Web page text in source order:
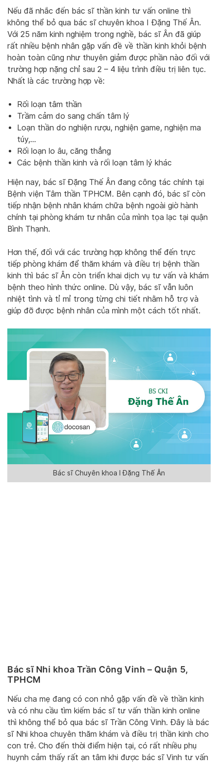
Nếu đã nhắc đến bác sĩ thần kinh tư vấn online thì
không thể bỏ qua bác sĩ chuyên khoa I Đặng Thế Ân.
Với 25 năm kinh nghiệm trong nghề, bác sĩ Ân đã giúp
rất nhiều bệnh nhân gặp vấn đề về thần kinh khỏi bệnh
hoàn toàn cũng như thuyên giảm được phần nào đối với
trường hợp nặng chỉ sau 2 – 4 liệu trình điều trị liên tục.
Nhất là các trường hợp về:
Rối loạn tâm thần
Trầm cảm do sang chấn tâm lý
Loạn thần do nghiện rượu, nghiện game, nghiện ma
túy,…
Rối loạn lo âu, căng thẳng
Các bệnh thần kinh và rối loạn tâm lý khác
Hiện nay, bác sĩ Đặng Thế Ân đang công tác chính tại
Bệnh viện Tâm thần TPHCM. Bên cạnh đó, bác sĩ còn
tiếp nhận bệnh nhân khám chữa bệnh ngoài giờ hành
chính tại phòng khám tư nhân của mình tọa lạc tại quận
Bình Thạnh.
Hơn thế, đối với các trường hợp không thể đến trực
tiếp phòng khám để thăm khám và điều trị bệnh thần
kinh thì bác sĩ Ân còn triển khai dịch vụ tư vấn và khám
bệnh theo hình thức online. Dù vậy, bác sĩ vẫn luôn
nhiệt tình và tỉ mỉ trong từng chi tiết nhằm hỗ trợ và
giúp đỡ được bệnh nhân của mình một cách tốt nhất.
Bác sĩ Chuyên khoa I Đặng Thế Ân
Bác sĩ Nhi khoa Trần Công Vinh – Quận 5,
TPHCM
Nếu cha mẹ đang có con nhỏ gặp vấn đề về thần kinh
và có nhu cầu tìm kiếm bác sĩ tư vấn thần kinh online
thì không thể bỏ qua bác sĩ Trần Công Vinh. Đây là bác
sĩ Nhi khoa chuyên thăm khám và điều trị thần kinh cho
con trẻ. Cho đến thời điểm hiện tại, có rất nhiều phụ
huynh cảm thấy rất an tâm khi được bác sĩ Vinh tư vấn